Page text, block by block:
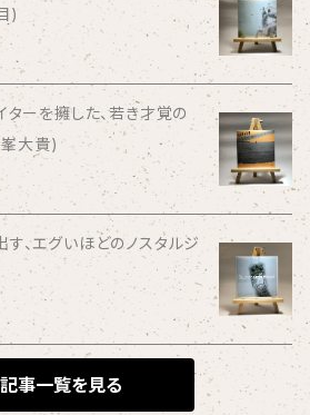
)
ターを擁した、若き才覚の
大貴)
、エグいほどのノスタルジ
記事一覧を見る